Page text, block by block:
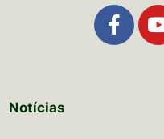
Notícias